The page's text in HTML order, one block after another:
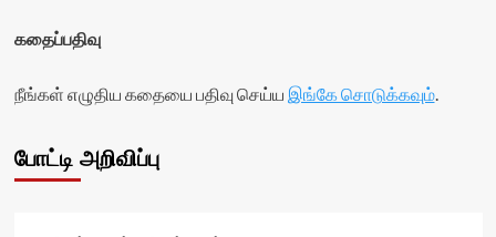
கதைப்பதிவு
நீங்கள் எழுதிய கதையை பதிவு செய்ய இங்கே சொடுக்கவும்.
போட்டி அறிவிப்பு